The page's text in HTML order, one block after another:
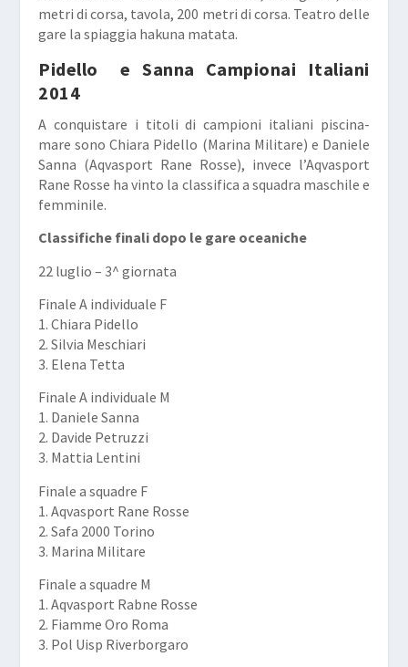
metri di corsa, tavola, 200 metri di corsa. Teatro delle
gare la spiaggia hakuna matata.
Pidello e Sanna Campionai Italiani
2014
A conquistare i titoli di campioni italiani piscina-
mare sono Chiara Pidello (Marina Militare) e Daniele
Sanna (Aqvasport Rane Rosse), invece l’Aqvasport
Rane Rosse ha vinto la classifica a squadra maschile e
femminile.
Classifiche finali dopo le gare oceaniche
22 luglio – 3^ giornata
Finale A individuale F
1. Chiara Pidello
2. Silvia Meschiari
3. Elena Tetta
Finale A individuale M
1. Daniele Sanna
2. Davide Petruzzi
3. Mattia Lentini
Finale a squadre F
1. Aqvasport Rane Rosse
2. Safa 2000 Torino
3. Marina Militare
Finale a squadre M
1. Aqvasport Rabne Rosse
2. Fiamme Oro Roma
3. Pol Uisp Riverborgaro